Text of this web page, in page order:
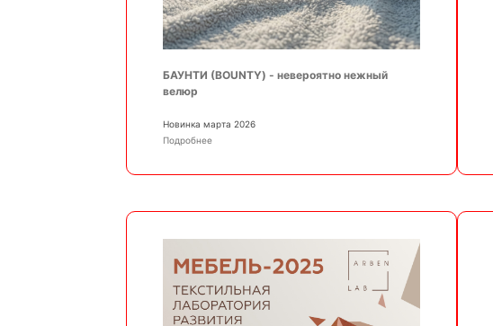
БАУНТИ (BOUNTY) - невероятно нежный
велюр
Новинка марта 2026
Подробнее